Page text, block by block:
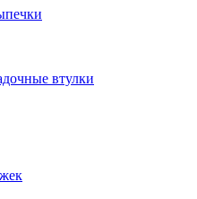
втулки